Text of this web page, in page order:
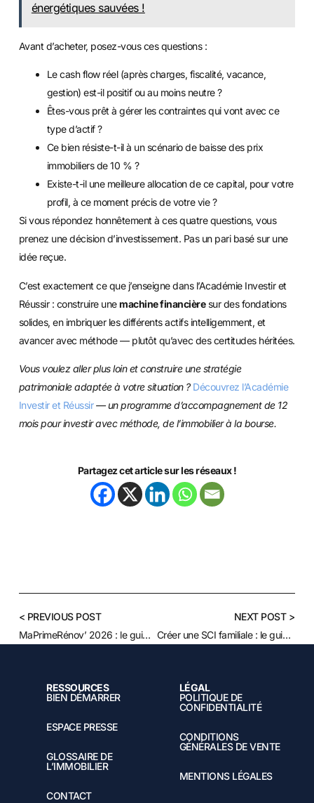
énergétiques sauvées !
Avant d’acheter, posez-vous ces questions :
Le cash flow réel (après charges, fiscalité, vacance,
gestion) est-il positif ou au moins neutre ?
Êtes-vous prêt à gérer les contraintes qui vont avec ce
type d’actif ?
Ce bien résiste-t-il à un scénario de baisse des prix
immobiliers de 10 % ?
Existe-t-il une meilleure allocation de ce capital, pour votre
profil, à ce moment précis de votre vie ?
Si vous répondez honnêtement à ces quatre questions, vous
prenez une décision d’investissement. Pas un pari basé sur une
idée reçue.
C’est exactement ce que j’enseigne dans l’Académie Investir et
Réussir : construire unemachine financièresur des fondations
solides, en imbriquer les différents actifs intelligemment, et
avancer avec méthode — plutôt qu’avec des certitudes héritées.
Vous voulez aller plus loin et construire une stratégie
patrimoniale adaptée à votre situation ? Découvrez l’Académie
Investir et Réussir— un programme d’accompagnement de 12
mois pour investir avec méthode, de l’immobilier à la bourse.
Partagez cet article sur les réseaux !
< PREVIOUS POST
MaPrimeRénov’ 2026 : le guide de la rénovation énergétique
NEXT POST >
Créer une SCI familiale : le guide complet 2026
RESSOURCES
BIEN DÉMARRER
ESPACE PRESSE
GLOSSAIRE DE
L’IMMOBILIER
CONTACT
LÉGAL
POLITIQUE DE
CONFIDENTIALITÉ
CONDITIONS
GÉNÉRALES DE VENTE
MENTIONS LÉGALES